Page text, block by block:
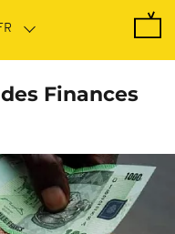
Finances